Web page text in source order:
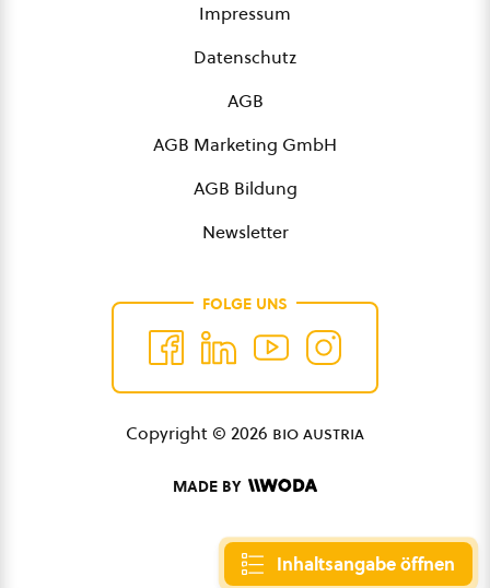
Inhaltsangabe öffnen
Impressum
Datenschutz
AGB
AGB Marketing GmbH
AGB Bildung
Newsletter
FOLGE UNS
Copyright © 2026 bio austria
MADE BY